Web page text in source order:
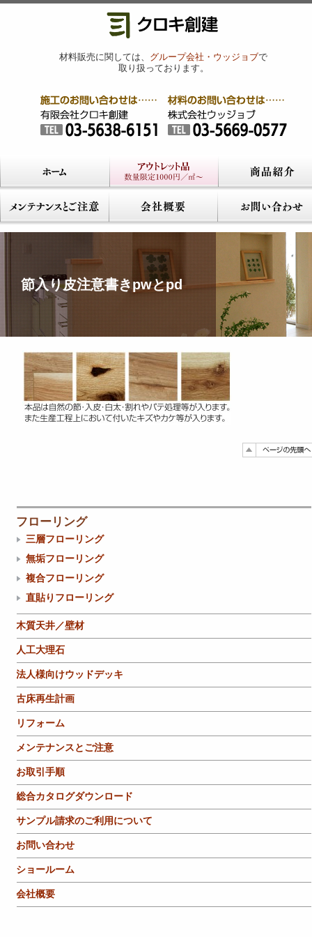
材料販売に関しては、 グループ会社・ウッジョブで
取り扱っております。
節入り皮注意書きpwとpd
フローリング
三層フローリング
無垢フローリング
複合フローリング
直貼りフローリング
木質天井／壁材
人工大理石
法人様向けウッドデッキ
古床再生計画
リフォーム
メンテナンスとご注意
お取引手順
総合カタログダウンロード
サンプル請求のご利用について
お問い合わせ
ショールーム
会社概要